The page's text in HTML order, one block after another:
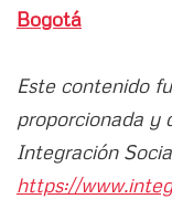
Bogotá
Este contenido
proporcionada y
Integración
https://